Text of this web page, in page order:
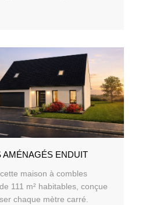
AMÉNAGÉS ENDUIT
maison à combles
111 m² habitables, conçue
chaque mètre carré.